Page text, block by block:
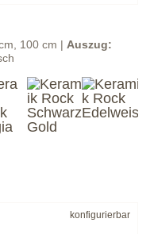
100 cm | Auszug:
konfigurierbar